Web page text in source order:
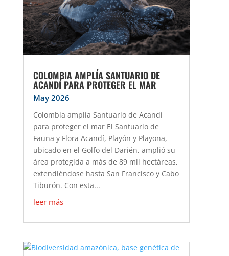
COLOMBIA AMPLÍA SANTUARIO DE
ACANDÍ PARA PROTEGER EL MAR
May 2026
Colombia amplía Santuario de Acandí
para proteger el mar El Santuario de
Fauna y Flora Acandí, Playón y Playona,
ubicado en el Golfo del Darién, amplió su
área protegida a más de 89 mil hectáreas,
extendiéndose hasta San Francisco y Cabo
Tiburón. Con esta...
leer más